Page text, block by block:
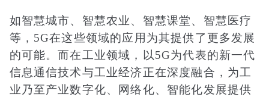
如智慧城市、智慧农业、智慧课堂、智慧医疗
等，5G在这些领域的应用为其提供了更多发展
的可能。而在工业领域，以5G为代表的新一代
信息通信技术与工业经济正在深度融合，为工
业乃至产业数字化、网络化、智能化发展提供